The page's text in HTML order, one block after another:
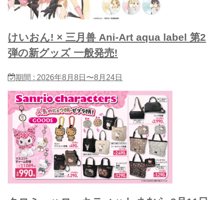
けいおん! × 三月兽 Ani-Art aqua label 第2
弾の新グッズ 一般発売!
期間 : 2026年8月8日〜8月24日